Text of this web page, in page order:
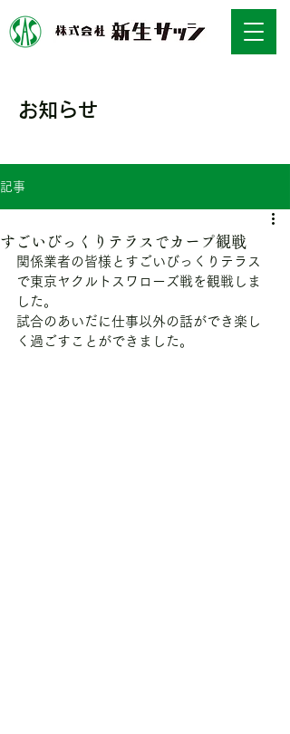
お知らせ
記事
すごいびっくりテラスでカープ観戦
関係業者の皆様とすごいびっくりテラス
で東京ヤクルトスワローズ戦を観戦しま
した。
試合のあいだに仕事以外の話ができ楽し
く過ごすことができました。